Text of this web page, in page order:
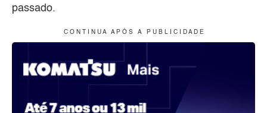
passado.
C O N T I N U A A P Ó S A P U B L I C I D A D E